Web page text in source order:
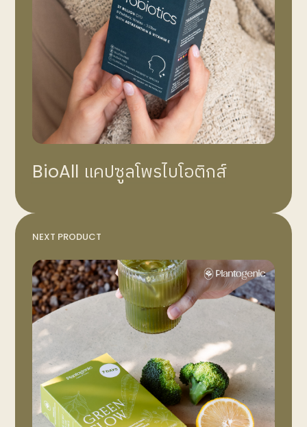
BioAll แคปซูลโพรไบโอติกส์
NEXT PRODUCT